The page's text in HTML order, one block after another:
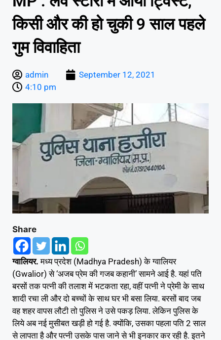
किसी और की हो चुकी 9 साल पहले
गुम विवाहिता
admin
September 12, 2021
4:10 pm
Share
ग्वालियर. मध्य प्रदेश (Madhya Pradesh) के ग्वालियर
(Gwalior) से ‘अजब प्रेम की गजब कहानी’ सामने आई है. यहां पति
बरसों तक पत्नी की तलाश में भटकता रहा, वहीं पत्नी ने प्रेमी के साथ
शादी रचा ली और दो बच्चों के साथ घर भी बसा लिया. बरसों बाद जब
वह शहर वापस लौटी तो पुलिस ने उसे पकड़ लिया. लेकिन पुलिस के
लिये अब नई मुसीबत खड़ी हो गई है. क्योंकि, उसका पहला पति 2 साल
से लापता है और पत्नी उसके पास जाने से भी इनकार कर रही है. इतने